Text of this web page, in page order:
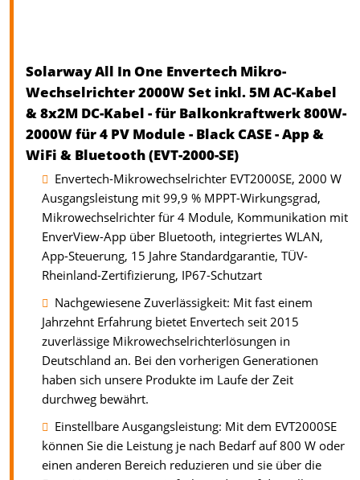
Solarway All In One Envertech Mikro-
Wechselrichter 2000W Set inkl. 5M AC-Kabel
& 8x2M DC-Kabel - für Balkonkraftwerk 800W-
2000W für 4 PV Module - Black CASE - App &
WiFi & Bluetooth (EVT-2000-SE)
Envertech-Mikrowechselrichter EVT2000SE, 2000 W
Ausgangsleistung mit 99,9 % MPPT-Wirkungsgrad,
Mikrowechselrichter für 4 Module, Kommunikation mit
EnverView-App über Bluetooth, integriertes WLAN,
App-Steuerung, 15 Jahre Standardgarantie, TÜV-
Rheinland-Zertifizierung, IP67-Schutzart
Nachgewiesene Zuverlässigkeit: Mit fast einem
Jahrzehnt Erfahrung bietet Envertech seit 2015
zuverlässige Mikrowechselrichterlösungen in
Deutschland an. Bei den vorherigen Generationen
haben sich unsere Produkte im Laufe der Zeit
durchweg bewährt.
Einstellbare Ausgangsleistung: Mit dem EVT2000SE
können Sie die Leistung je nach Bedarf auf 800 W oder
einen anderen Bereich reduzieren und sie über die